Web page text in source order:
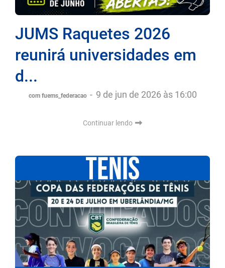
JUMS Raquetes 2026
reunirá universidades em
d...
com fuems_federacao - 9 de jun de 2026 às 16:00
Continuar lendo